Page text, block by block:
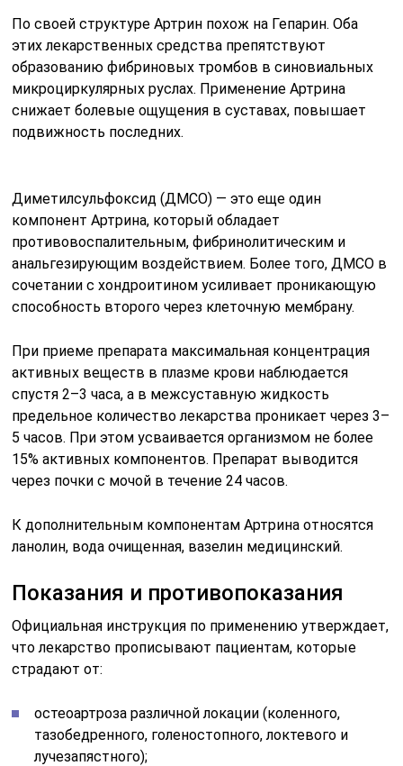
По своей структуре Артрин похож на Гепарин. Оба
этих лекарственных средства препятствуют
образованию фибриновых тромбов в синовиальных
микроциркулярных руслах. Применение Артрина
снижает болевые ощущения в суставах, повышает
подвижность последних.
Диметилсульфоксид (ДМСО) — это еще один
компонент Артрина, который обладает
противовоспалительным, фибринолитическим и
анальгезирующим воздействием. Более того, ДМСО в
сочетании с хондроитином усиливает проникающую
способность второго через клеточную мембрану.
При приеме препарата максимальная концентрация
активных веществ в плазме крови наблюдается
спустя 2–3 часа, а в межсуставную жидкость
предельное количество лекарства проникает через 3–
5 часов. При этом усваивается организмом не более
15% активных компонентов. Препарат выводится
через почки с мочой в течение 24 часов.
К дополнительным компонентам Артрина относятся
ланолин, вода очищенная, вазелин медицинский.
Показания и противопоказания
Официальная инструкция по применению утверждает,
что лекарство прописывают пациентам, которые
страдают от:
остеоартроза различной локации (коленного,
тазобедренного, голеностопного, локтевого и
лучезапястного);